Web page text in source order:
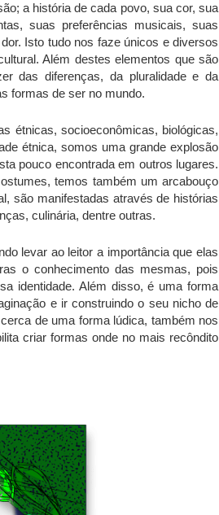
a história de cada povo, sua cor, sua
suas preferências musicais, suas
Isto tudo nos faze únicos e diversos
Além destes elementos que são
das diferenças, da pluralidade e da
formas de ser no mundo.
étnicas, socioeconômicas, biológicas,
étnica, somos uma grande explosão
pouco encontrada em outros lugares.
temos também um arcabouço
são manifestadas através de histórias
culinária, dentre outras.
levar ao leitor a importância que elas
o conhecimento das mesmas, pois
identidade. Além disso, é uma forma
e ir construindo o seu nicho de
de uma forma lúdica, também nos
criar formas onde no mais recôndito